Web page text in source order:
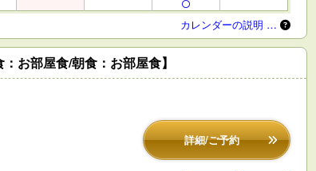
カレンダーの説明 …
部屋食/朝食：お部屋食】
詳細/ご予約